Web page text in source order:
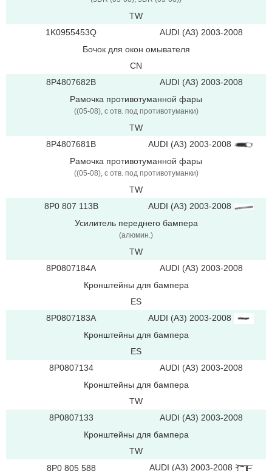
TW
1K0955453Q
AUDI (A3) 2003-2008
Бочок для окон омывателя
CN
8P4807682B
AUDI (A3) 2003-2008
Рамочка противотуманной фары
((05-08), с отв. под противотуманки)
TW
8P4807681B
AUDI (A3) 2003-2008
Рамочка противотуманной фары
((05-08), с отв. под противотуманки)
TW
8P0 807 113B
AUDI (A3) 2003-2008
Усилитель переднего бампера
(aлюмин.)
TW
8P0807184A
AUDI (A3) 2003-2008
Кронштейны для бампера
ES
8P0807183A
AUDI (A3) 2003-2008
Кронштейны для бампера
ES
8P0807134
AUDI (A3) 2003-2008
Кронштейны для бампера
TW
8P0807133
AUDI (A3) 2003-2008
Кронштейны для бампера
TW
8P0 805 588
AUDI (A3) 2003-2008